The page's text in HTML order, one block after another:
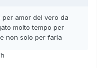
per amor del vero da
molto tempo per
non solo per farla